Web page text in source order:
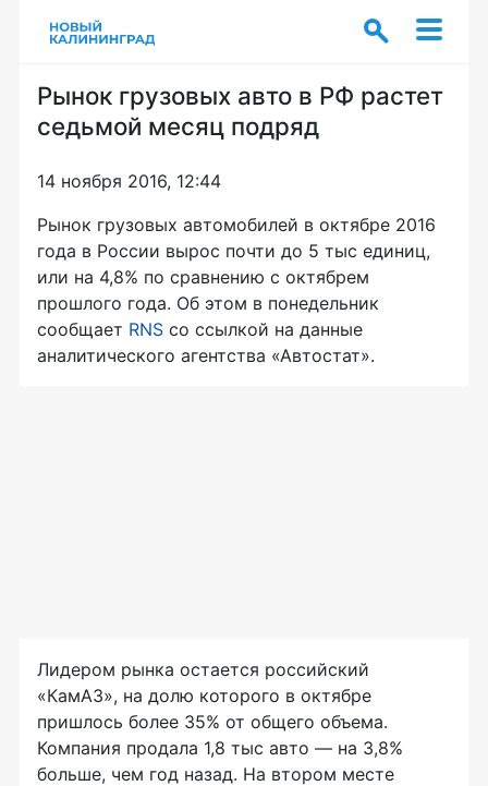
Рынок грузовых авто в РФ растет
седьмой месяц подряд
14 ноября 2016, 12:44
Рынок грузовых автомобилей в октябре 2016
года в России вырос почти до 5 тыс единиц,
или на 4,8% по сравнению с октябрем
прошлого года. Об этом в понедельник
сообщает RNS со ссылкой на данные
аналитического агентства «Автостат».
Лидером рынка остается российский
«КамАЗ», на долю которого в октябре
пришлось более 35% от общего объема.
Компания продала 1,8 тыс авто — на 3,8%
больше, чем год назад. На втором месте